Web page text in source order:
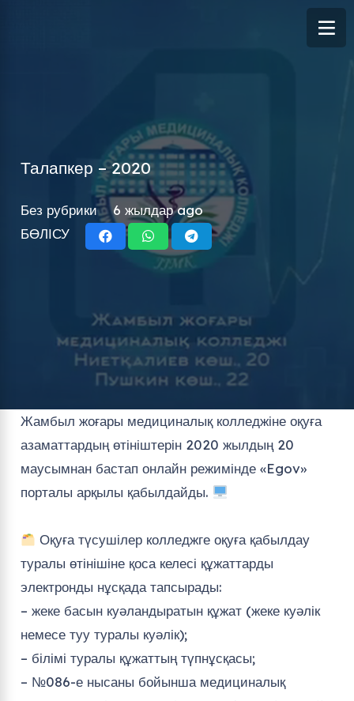
Талапкер – 2020
Без рубрики
6 жылдар ago
БӨЛІСУ
Жамбыл жоғары медициналық колледжіне оқуға
азаматтардың өтініштерін 2020 жылдың 20
маусымнан бастап онлайн режимінде «Egov»
порталы арқылы қабылдайды.
Оқуға түсушілер колледжге оқуға қабылдау
туралы өтінішіне қоса келесі құжаттарды
электронды нұсқада тапсырады: ⠀⠀⠀⠀
– жеке басын куәландыратын құжат (жеке куәлік
немесе туу туралы куәлік);
– білімі туралы құжаттың түпнұсқасы;
– №086-е нысаны бойынша медициналық